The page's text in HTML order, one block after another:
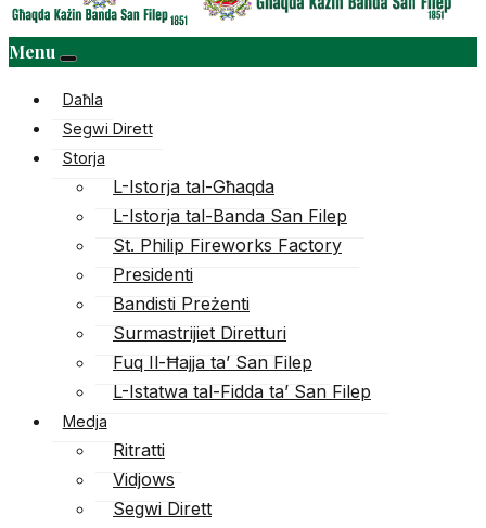
Menu
Daħla
Segwi Dirett
Storja
L-Istorja tal-Għaqda
L-Istorja tal-Banda San Filep
St. Philip Fireworks Factory
Presidenti
Bandisti Preżenti
Surmastrijiet Diretturi
Fuq Il-Ħajja ta’ San Filep
L-Istatwa tal-Fidda ta’ San Filep
Medja
Ritratti
Vidjows
Segwi Dirett